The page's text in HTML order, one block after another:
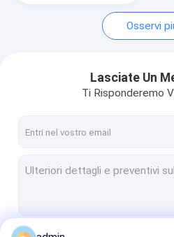
Ferro polvere del silicio
Ferro scorie del silicio
Ferro bario del silicio
Osservi
Lasciate Un
Ti Risponderemo